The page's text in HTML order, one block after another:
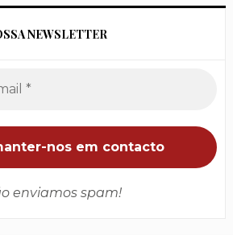
NEWSLETTER
enviamos spam!